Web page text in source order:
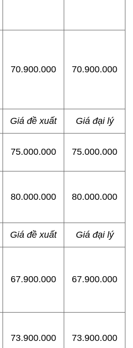
70.900.000 70.900.000
Giá đề xuất Giá đại lý
75.000.000 75.000.000
80.000.000 80.000.000
Giá đề xuất Giá đại lý
67.900.000 67.900.000
73.900.000 73.900.000